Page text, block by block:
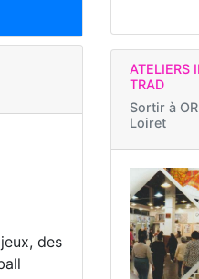
des
ATELIERS
TRAD
Sortir à
Loiret